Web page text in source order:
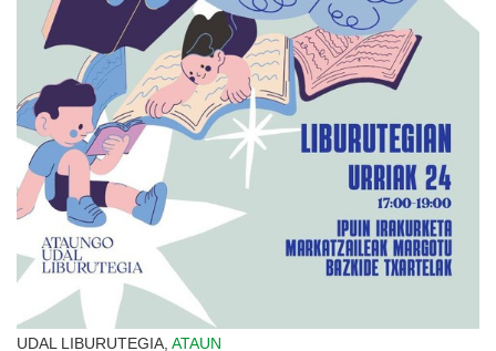
UDAL LIBURUTEGIA, ATAUN